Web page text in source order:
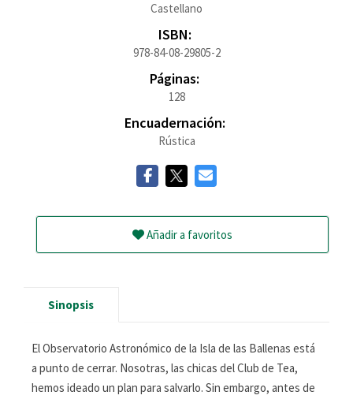
Castellano
ISBN:
978-84-08-29805-2
Páginas:
128
Encuadernación:
Rústica
Añadir a favoritos
Sinopsis
El Observatorio Astronómico de la Isla de las Ballenas está
a punto de cerrar. Nosotras, las chicas del Club de Tea,
hemos ideado un plan para salvarlo. Sin embargo, antes de